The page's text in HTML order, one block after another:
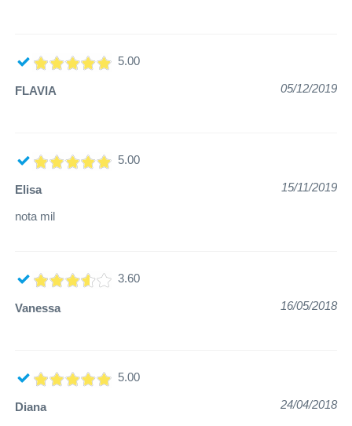
5.00
FLAVIA 05/12/2019
5.00
Elisa 15/11/2019
nota mil
3.60
Vanessa 16/05/2018
5.00
Diana 24/04/2018